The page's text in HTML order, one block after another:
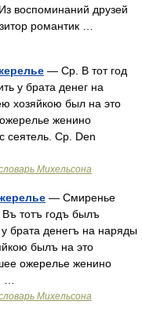
воспоминаний друзей
романтик …
— Ср. В тот год
у брата денег на
хозяйкою был на это
женино
сеятель. Ср. Den
Михельсона
— Смиренье
тотъ годъ былъ
брата денегъ на наряды
былъ на это
ожерелье женино
…
Михельсона